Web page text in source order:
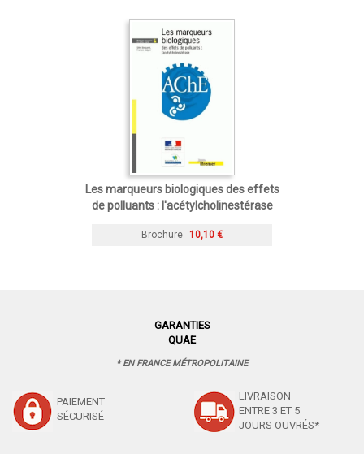
Les marqueurs biologiques des effets
de polluants : l'acétylcholinestérase
Brochure 10,10 €
GARANTIES
QUAE
* EN FRANCE MÉTROPOLITAINE
PAIEMENT
SÉCURISÉ
LIVRAISON
ENTRE 3 ET 5
JOURS OUVRÉS*